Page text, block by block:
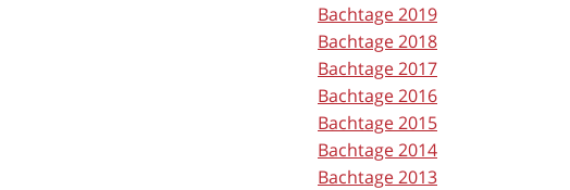
Bachtage 2019
Bachtage 2018
Bachtage 2017
Bachtage 2016
Bachtage 2015
Bachtage 2014
Bachtage 2013